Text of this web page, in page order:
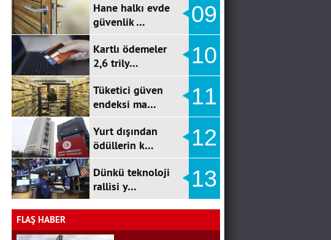
Hane halkı evde
güvenlik …
09
Kartlı ödemeler
2,6 trily…
10
Tüketici güven
endeksi ma…
11
Yurt dışından
ödüllerin k…
12
Dünkü teknoloji
rallisi y…
13
FLAŞ HABER